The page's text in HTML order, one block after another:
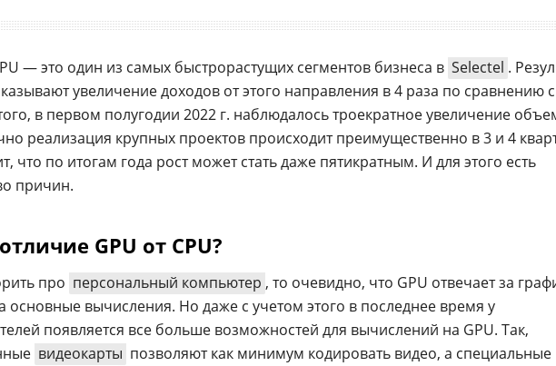
— это один из самых быстрорастущих сегментов бизнеса в Selectel .
увеличение доходов от этого направления в 4 раза по сравнению
в первом полугодии 2022 г. наблюдалось троекратное увеличение
реализация крупных проектов происходит преимущественно в 3 и 4
что по итогам года рост может стать даже пятикратным. И для этого есть
причин.
GPU от CPU?
про персональный компьютер , то очевидно, что GPU отвечает за
основные вычисления. Но даже с учетом этого в последнее время у
появляется все больше возможностей для вычислений на GPU. Так,
видеокарты позволяют как минимум кодировать видео, а специальные